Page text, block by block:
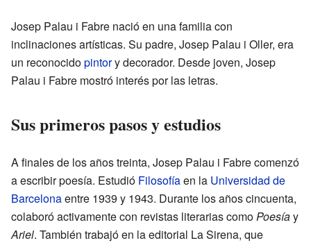
Josep Palau i Fabre nació en una familia con
inclinaciones artísticas. Su padre, Josep Palau i Oller, era
un reconocidopintory decorador. Desde joven, Josep
Palau i Fabre mostró interés por las letras.
Sus primeros pasos y estudios
A finales de los años treinta, Josep Palau i Fabre comenzó
a escribir poesía. Estudió Filosofíaen la Universidad de
Barcelonaentre 1939 y 1943. Durante los años cincuenta,
colaboró activamente con revistas literarias comoPoesíay
Ariel. También trabajó en la editorial La Sirena, que